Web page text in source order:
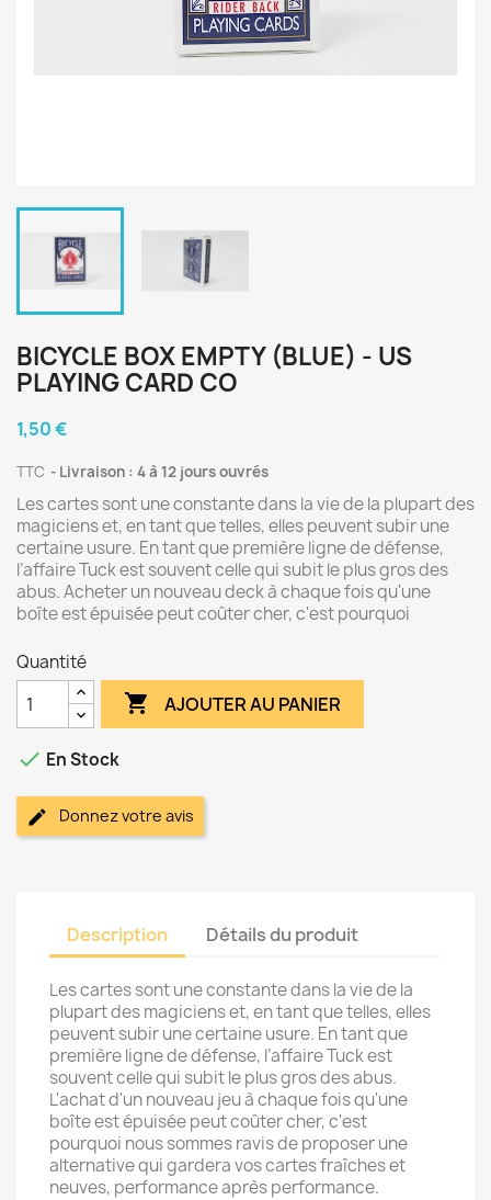
BICYCLE BOX EMPTY (BLUE) - US
PLAYING CARD CO
1,50 €
TTC Livraison : 4 à 12 jours ouvrés
Les cartes sont une constante dans la vie de la plupart des
magiciens et, en tant que telles, elles peuvent subir une
certaine usure. En tant que première ligne de défense,
l’affaire Tuck est souvent celle qui subit le plus gros des
abus. Acheter un nouveau deck à chaque fois qu'une
boîte est épuisée peut coûter cher, c'est pourquoi
Quantité
 AJOUTER AU PANIER
 En Stock
Donnez votre avis
Description Détails du produit
Les cartes sont une constante dans la vie de la
plupart des magiciens et, en tant que telles, elles
peuvent subir une certaine usure. En tant que
première ligne de défense, l’affaire Tuck est
souvent celle qui subit le plus gros des abus.
L'achat d'un nouveau jeu à chaque fois qu'une
boîte est épuisée peut coûter cher, c'est
pourquoi nous sommes ravis de proposer une
alternative qui gardera vos cartes fraîches et
neuves, performance après performance.